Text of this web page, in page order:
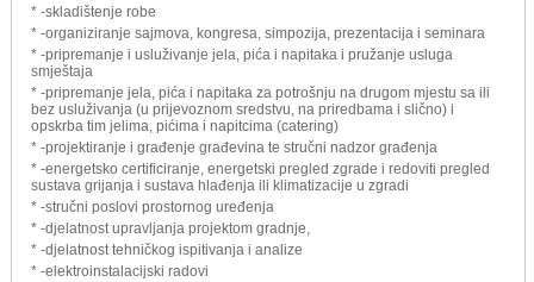
* -skladištenje robe
* -organiziranje sajmova, kongresa, simpozija, prezentacija i seminara
* -pripremanje i usluživanje jela, pića i napitaka i pružanje usluga
smještaja
* -pripremanje jela, pića i napitaka za potrošnju na drugom mjestu sa ili
bez usluživanja (u prijevoznom sredstvu, na priredbama i slično) i
opskrba tim jelima, pićima i napitcima (catering)
* -projektiranje i građenje građevina te stručni nadzor građenja
* -energetsko certificiranje, energetski pregled zgrade i redoviti pregled
sustava grijanja i sustava hlađenja ili klimatizacije u zgradi
* -stručni poslovi prostornog uređenja
* -djelatnost upravljanja projektom gradnje,
* -djelatnost tehničkog ispitivanja i analize
* -elektroinstalacijski radovi